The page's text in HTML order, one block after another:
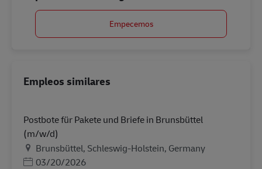
Empecemos
Empleos similares
Postbote für Pakete und Briefe in Brunsbüttel
(m/w/d)
Ubicación
Brunsbüttel, Schleswig-Holstein, Germany
Posted Date
03/20/2026